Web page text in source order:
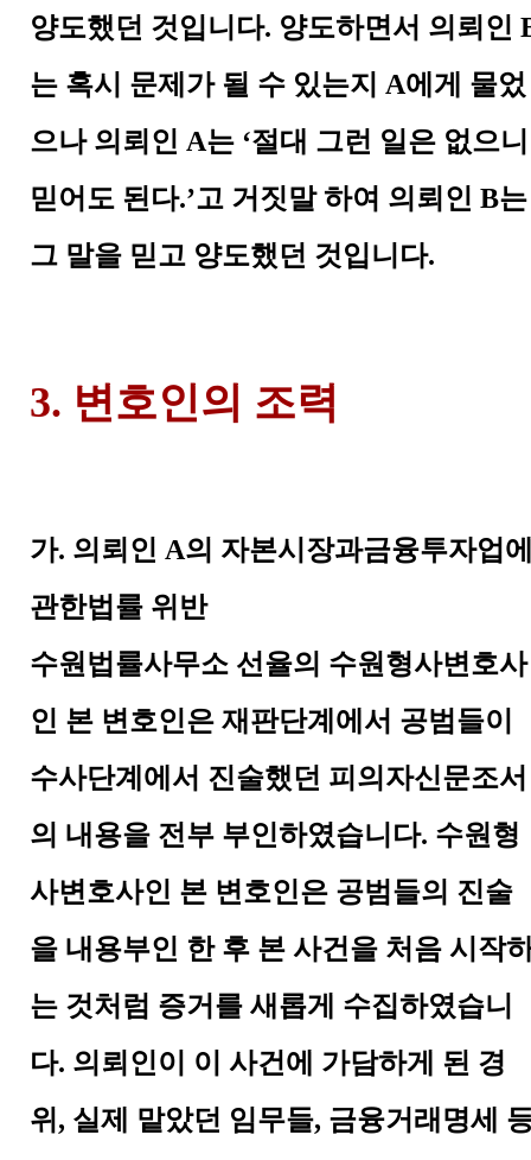
양도했던 것입니다. 양도하면서 의뢰인
는 혹시 문제가 될 수 있는지 A에게 물었
으나 의뢰인 A는 ‘절대 그런 일은 없으니
믿어도 된다.’고 거짓말 하여 의뢰인 B는
그 말을 믿고 양도했던 것입니다.
3. 변호인의 조력
가. 의뢰인 A의 자본시장과금융투자업
관한법률 위반
수원법률사무소 선율의 수원형사변호사
인 본 변호인은 재판단계에서 공범들이
수사단계에서 진술했던 피의자신문조서
의 내용을 전부 부인하였습니다. 수원형
사변호사인 본 변호인은 공범들의 진술
을 내용부인 한 후 본 사건을 처음 시작
는 것처럼 증거를 새롭게 수집하였습니
다. 의뢰인이 이 사건에 가담하게 된 경
위 , 실제 맡았던 임무들, 금융거래명세